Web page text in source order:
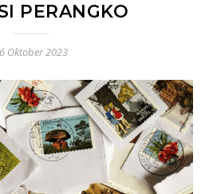
PERANGKO
Oktober 2023